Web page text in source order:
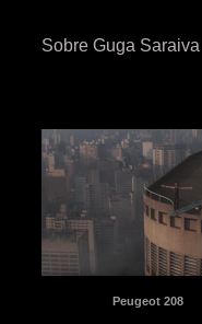
Sobre Guga Saraiva
Peugeot 208